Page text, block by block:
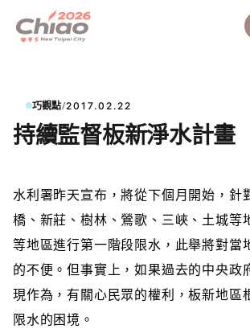
巧觀點/2017.02.22
持續監督板新淨水計畫
水利署昨天宣布，將從下個月開始，針
橋、新莊、樹林、鶯歌、三峽、土城等
等地區進行第一階段限水，此舉將對當
的不便。但事實上，如果過去的中央政
現作為，有關心民眾的權利，板新地區
限水的困境。